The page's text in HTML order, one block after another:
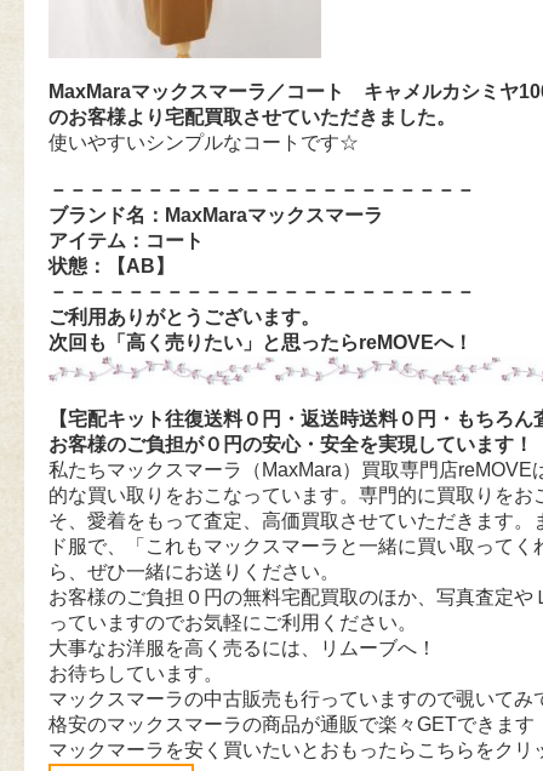
MaxMaraマックスマーラ／コート キャメルカシミヤ
のお客様より宅配買取させていただきました。
使いやすいシンプルなコートです☆
－－－－－－－－－－－－－－－－－－－－－－
ブランド名： MaxMaraマックスマーラ
アイテム： コート
状態：【AB 】
－－－－－－－－－－－－－－－－－－－－－－
ご利用ありがとうございます。
次回も「高く売りたい」と思ったらreMOVEへ！
【宅配キット往復送料０円・返送時送料０円・もちろん
お客様のご負担が０円の安心・安全を実現しています！
私たちマックスマーラ（MaxMara）買取専門店reMOVE
的な買い取りをおこなっています。専門的に買取りをお
そ、愛着をもって査定、高価買取させていただきます。
ド服で、「これもマックスマーラと一緒に買い取ってく
ら、ぜひ一緒にお送りください。
お客様のご負担０円の無料宅配買取のほか、写真査定や
っていますのでお気軽にご利用ください。
大事なお洋服を高く売るには、リムーブへ！
お待ちしています。
マックスマーラの中古販売も行っていますので覗いてみ
格安のマックスマーラの商品が通販で楽々GETできます
マックマーラを安く買いたいとおもったらこちらをクリ